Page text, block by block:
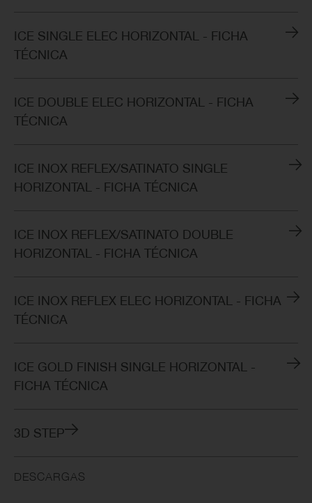
ICE SINGLE ELEC HORIZONTAL - FICHA
TÉCNICA
ICE DOUBLE ELEC HORIZONTAL - FICHA
TÉCNICA
ICE INOX REFLEX/SATINATO SINGLE
HORIZONTAL - FICHA TÉCNICA
ICE INOX REFLEX/SATINATO DOUBLE
HORIZONTAL - FICHA TÉCNICA
ICE INOX REFLEX ELEC HORIZONTAL - FICHA
TÉCNICA
ICE GOLD FINISH SINGLE HORIZONTAL -
FICHA TÉCNICA
3D STEP
DESCARGAS